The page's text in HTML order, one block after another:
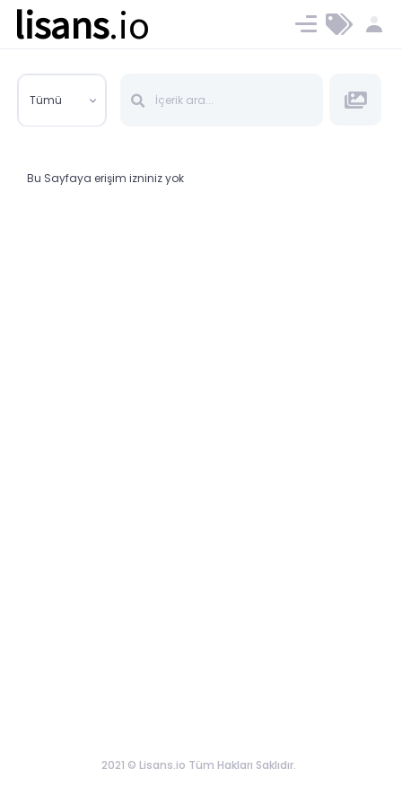
lisans.io Ücret ve Planlar
Tümü
Bu Sayfaya erişim izniniz yok
2021 © Lisans.io Tüm Hakları Saklıdır.